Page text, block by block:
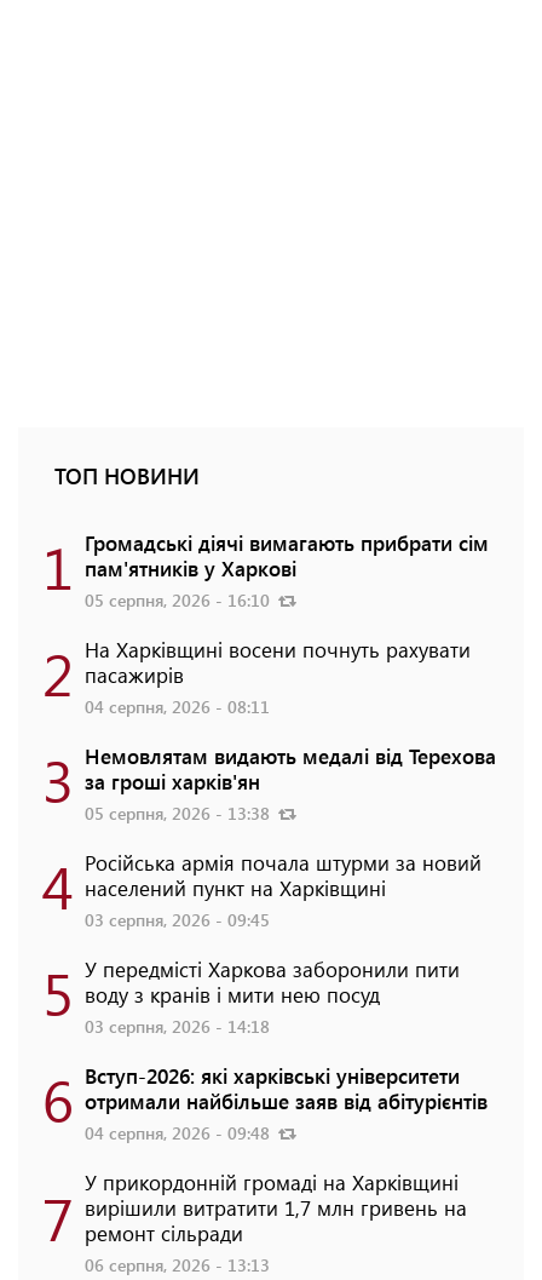
ТОП НОВИНИ
1 Громадські діячі вимагають прибрати сім
пам'ятників у Харкові
05 серпня, 2026 - 16:10
2 На Харківщині восени почнуть рахувати
пасажирів
04 серпня, 2026 - 08:11
3 Немовлятам видають медалі від Терехова
за гроші харків'ян
05 серпня, 2026 - 13:38
4 Російська армія почала штурми за новий
населений пункт на Харківщині
03 серпня, 2026 - 09:45
5 У передмісті Харкова заборонили пити
воду з кранів і мити нею посуд
03 серпня, 2026 - 14:18
6 Вступ-2026: які харківські університети
отримали найбільше заяв від абітурієнтів
04 серпня, 2026 - 09:48
7 У прикордонній громаді на Харківщині
вирішили витратити 1,7 млн гривень на
ремонт сільради
06 серпня, 2026 - 13:13